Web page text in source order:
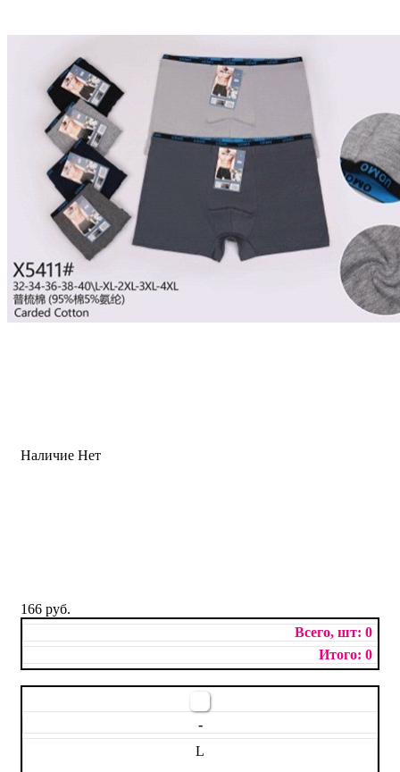
Наличие Нет
166 руб.
0
0
-
L